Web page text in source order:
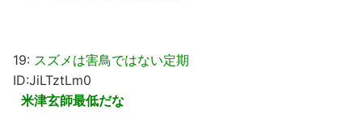
19: スズメは害鳥ではない定期
ID:JiLTztLm0
米津玄師最低だな